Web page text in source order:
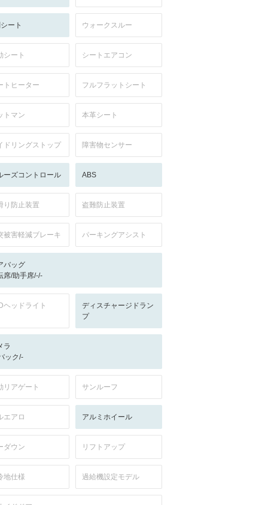
ート ウォークスルー
シート シートエアコン
トヒーター フルフラットシート
トマン 本革シート
ドリングストップ 障害物センサー
ーズコントロール ABS
り防止装置 盗難防止装置
被害軽減ブレーキ パーキングアシスト
バッグ
席/助手席/-/-
ヘッドライト
ディスチャージドラン
プ
ラ
ック/-
リアゲート サンルーフ
エアロ アルミホイール
ダウン リフトアップ
地仕様 過給機設定モデル